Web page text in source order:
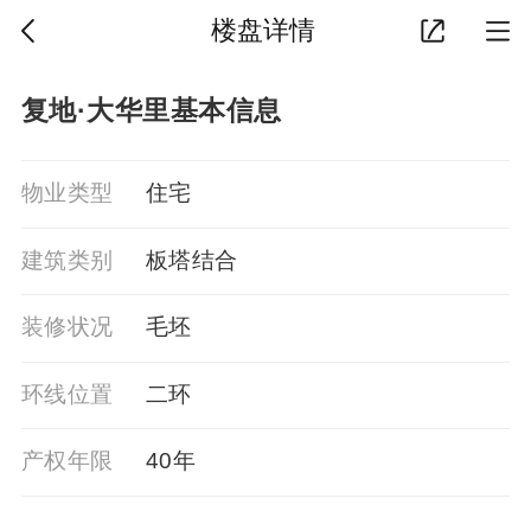
楼盘详情
复地·大华里基本信息
物业类型 住宅
建筑类别 板塔结合
装修状况 毛坯
环线位置 二环
产权年限 40年